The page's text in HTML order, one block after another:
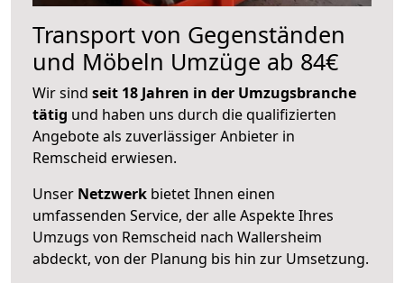
Transport von Gegenständen
und Möbeln Umzüge ab 84€
Wir sind seit 18 Jahren in der Umzugsbranche
tätig und haben uns durch die qualifizierten
Angebote als zuverlässiger Anbieter in
Remscheid erwiesen.
Unser Netzwerk bietet Ihnen einen
umfassenden Service, der alle Aspekte Ihres
Umzugs von Remscheid nach Wallersheim
abdeckt, von der Planung bis hin zur Umsetzung.